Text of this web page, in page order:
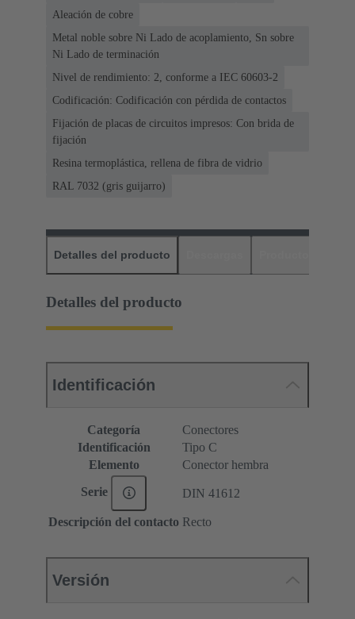
Aleación de cobre
Metal noble sobre Ni Lado de acoplamiento, Sn sobre
Ni Lado de terminación
Nivel de rendimiento: 2, conforme a IEC 60603-2
Codificación: Codificación con pérdida de contactos
Fijación de placas de circuitos impresos: Con brida de
fijación
Resina termoplástica, rellena de fibra de vidrio
RAL 7032 (gris guijarro)
Detalles del producto
Detalles del producto
Identificación
Categoría
Conectores
Identificación
Tipo C
Elemento
Conector hembra
Serie DIN 41612
Descripción del contacto Recto
Versión